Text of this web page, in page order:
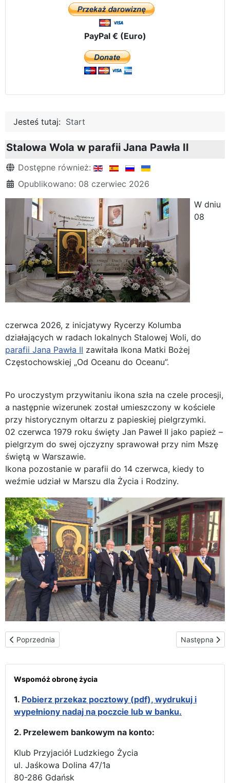
PayPal € (Euro)
Jesteś tutaj: Start
Stalowa Wola w parafii Jana Pawła II
Szczegóły
Dostępne również:
Opublikowano: 08 czerwiec 2026
W dniu
08
czerwca 2026, z inicjatywy Rycerzy Kolumba
działających w radach lokalnych Stalowej Woli, do
parafii Jana Pawła II zawitała Ikona Matki Bożej
Częstochowskiej „Od Oceanu do Oceanu”.
Po uroczystym przywitaniu ikona szła na czele procesji,
a następnie wizerunek został umieszczony w kościele
przy historycznym ołtarzu z papieskiej pielgrzymki.
02 czerwca 1979 roku święty Jan Paweł II jako papież –
pielgrzym do swej ojczyzny sprawował przy nim Mszę
świętą w Warszawie.
Ikona pozostanie w parafii do 14 czerwca, kiedy to
weźmie udział w Marszu dla Życia i Rodziny.
Poprzednia strona: Wyjątkowy czas łaski: Peregrynacja Ikony
Poprzednia Następna
Następna
Wspomóż obronę życia
1. Pobierz przekaz pocztowy (pdf), wydrukuj i
wypełniony nadaj na poczcie lub w banku.
2. Przelewem bankowym na konto:
Klub Przyjaciół Ludzkiego Życia
ul. Jaśkowa Dolina 47/1a
80-286 Gdańsk